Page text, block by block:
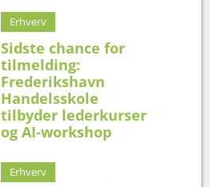
Erhverv
Sidste chance for
tilmelding:
Frederikshavn
Handelsskole
tilbyder lederkurser
og AI-workshop
Erhverv